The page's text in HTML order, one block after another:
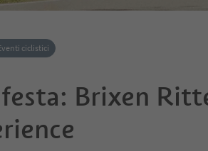
ciclistici
Brixen